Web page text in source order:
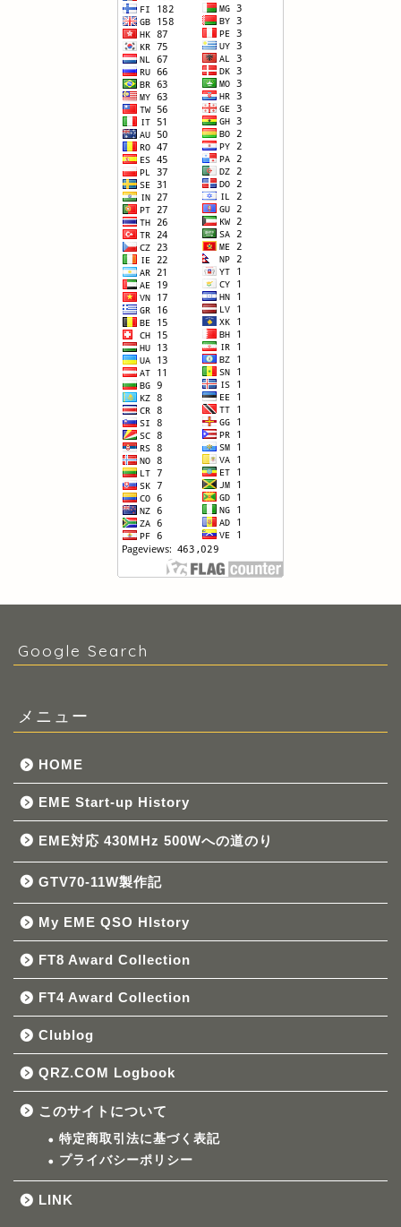
Google Search
メニュー
HOME
EME Start-up History
EME対応 430MHz 500Wへの道のり
GTV70-11W製作記
My EME QSO HIstory
FT8 Award Collection
FT4 Award Collection
Clublog
QRZ.COM Logbook
このサイトについて
特定商取引法に基づく表記
プライバシーポリシー
LINK